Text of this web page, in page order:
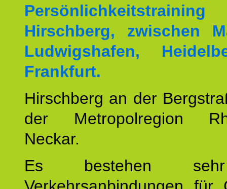
Hirschberg, zwischen
Ludwigshafen,
Frankfurt.
Hirschberg an der
der Metropolregion
Neckar.
Es bestehen